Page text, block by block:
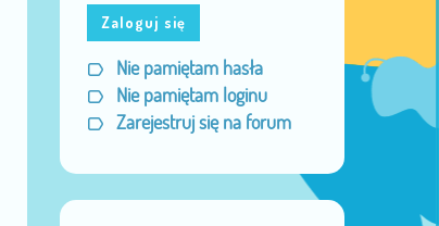
Zaloguj się
Nie pamiętam hasła
Nie pamiętam loginu
Zarejestruj się na forum